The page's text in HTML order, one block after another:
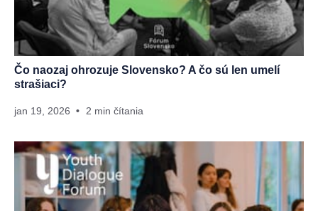
Čo naozaj ohrozuje Slovensko? A čo sú len umelí
strašiaci?
jan 19, 2026 2 min čítania